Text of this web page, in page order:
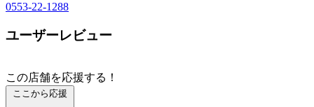
0553-22-1288
ユーザーレビュー
この店舗を応援する！
ここから応援